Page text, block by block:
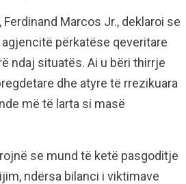
Marcos Jr., deklaroi se
përkatëse qeveritare
ndaj situatës. Ai u bëri thirrje
dhe atyre të rrezikuara
më të larta si masë
se mund të ketë pasgoditje
ndërsa bilanci i viktimave